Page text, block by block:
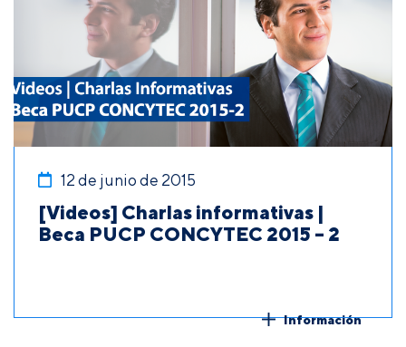
12 de junio de 2015
[Videos] Charlas informativas |
Beca PUCP CONCYTEC 2015 – 2
Información